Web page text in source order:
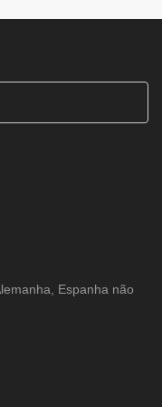
Espanha não